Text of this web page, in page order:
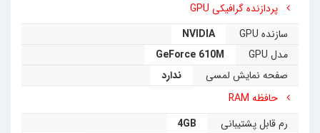
پردازنده گرافیکی GPU
سازنده GPU
NVIDIA
مدل GPU
GeForce 610M
صفحه نمایش لمسی
ندارد
حافظه RAM
رم قابل پشتیبانی
4GB